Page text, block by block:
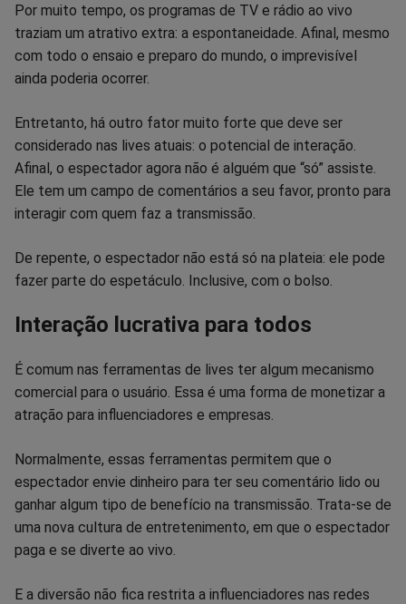
Por muito tempo, os programas de TV e rádio ao vivo
traziam um atrativo extra: a espontaneidade. Afinal, mesmo
com todo o ensaio e preparo do mundo, o imprevisível
ainda poderia ocorrer.
Entretanto, há outro fator muito forte que deve ser
considerado nas lives atuais: o potencial de interação.
Afinal, o espectador agora não é alguém que “só” assiste.
Ele tem um campo de comentários a seu favor, pronto para
interagir com quem faz a transmissão.
De repente, o espectador não está só na plateia: ele pode
fazer parte do espetáculo. Inclusive, com o bolso.
Interação lucrativa para todos
É comum nas ferramentas de lives ter algum mecanismo
comercial para o usuário. Essa é uma forma de monetizar a
atração para influenciadores e empresas.
Normalmente, essas ferramentas permitem que o
espectador envie dinheiro para ter seu comentário lido ou
ganhar algum tipo de benefício na transmissão. Trata-se de
uma nova cultura de entretenimento, em que o espectador
paga e se diverte ao vivo.
E a diversão não fica restrita a influenciadores nas redes